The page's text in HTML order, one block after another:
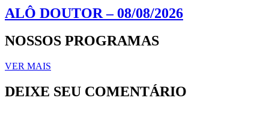
ALÔ DOUTOR – 08/08/2026
NOSSOS PROGRAMAS
VER MAIS
DEIXE SEU COMENTÁRIO